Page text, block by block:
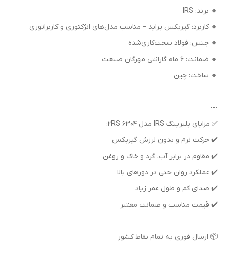
🔸 برند: IRS
🔸 کاربرد: گیربکس پراید – مناسب مدل‌های انژکتوری و کاربراتوری
🔸 جنس: فولاد سخت‌کاری‌شده
🔸 ضمانت: 6 ماه گارانتی مهرگان صنعت
🔸 ساخت: چین
---
✅ مزایای بلبرینگ IRS مدل 6304 2RS:
✔️ حرکت نرم و بدون لرزش گیربکس
✔️ مقاوم در برابر آب، گرد و خاک و روغن
✔️ عملکرد روان حتی در دورهای بالا
✔️ صدای کم و طول عمر زیاد
✔️ قیمت مناسب و ضمانت معتبر
📦 ارسال فوری به تمام نقاط کشور